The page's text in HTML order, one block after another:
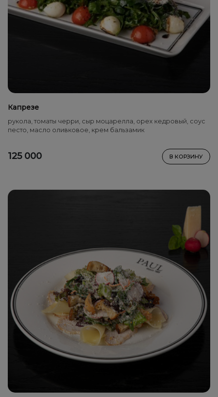
Капрезе
рукола, томаты черри, сыр моцарелла, орех кедровый, соус
песто, масло оливковое, крем бальзамик
125 000 В КОРЗИНУ